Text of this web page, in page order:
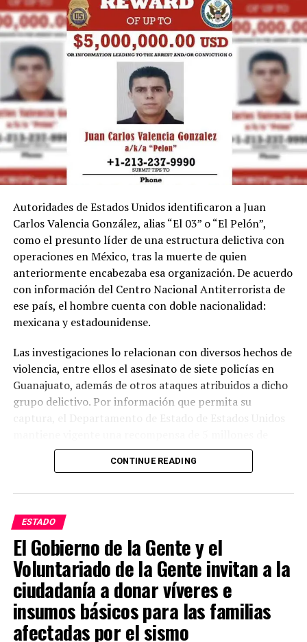
Autoridades de Estados Unidos identificaron a Juan
Carlos Valencia González, alias “El 03” o “El Pelón”,
como el presunto líder de una estructura delictiva con
operaciones en México, tras la muerte de quien
anteriormente encabezaba esa organización. De acuerdo
con información del Centro Nacional Antiterrorista de
ese país, el hombre cuenta con doble nacionalidad:
mexicana y estadounidense.
Las investigaciones lo relacionan con diversos hechos de
violencia, entre ellos el asesinato de siete policías en
Guanajuato, además de otros ataques atribuidos a dicho
grupo delictivo. Por información que permita su
captura, el Departamento de Estado de Estados Unidos
delictivo mantiene presencia en varios estados del país y
lo consideran uno de los principales generadores de
violencia. Mientras tanto, las investigaciones continúan
y las autoridades mexicanas y estadounidenses
mantienen la búsqueda de Juan Carlos Valencia
González para que responda ante la justicia por los
delitos que se le atribuyen.
CONTINUE READING
ESTADO
El Gobierno de la Gente y el
Voluntariado de la Gente invitan a la
ciudadanía a donar víveres e
insumos básicos para las familias
afectadas por el sismo